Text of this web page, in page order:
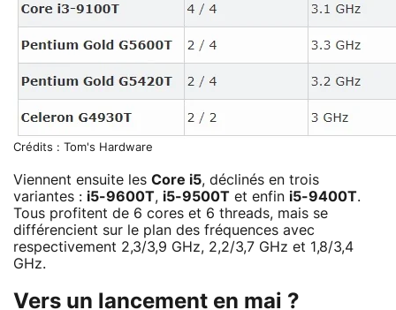
Crédits : Tom's Hardware
Viennent ensuite les Core i5, déclinés en trois
variantes : i5-9600T, i5-9500T et enfin i5-9400T.
Tous profitent de 6 cores et 6 threads, mais se
différencient sur le plan des fréquences avec
respectivement 2,3/3,9 GHz, 2,2/3,7 GHz et 1,8/3,4
GHz.
Vers un lancement en mai ?